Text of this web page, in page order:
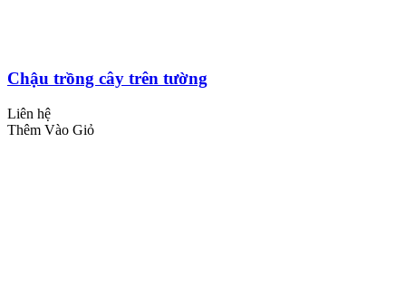
Chậu trồng cây trên tường
Liên hệ
Thêm Vào Giỏ